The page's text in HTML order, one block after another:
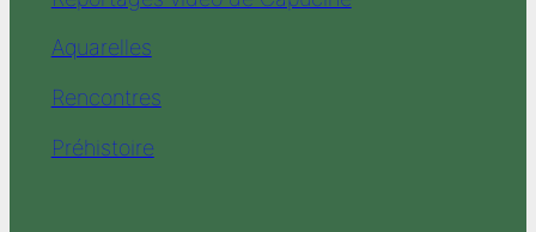
Aquarelles
Rencontres
Préhistoire